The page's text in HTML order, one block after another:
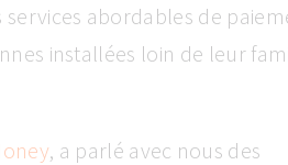
abordables de
installées loin de leur
, a parlé avec nous des